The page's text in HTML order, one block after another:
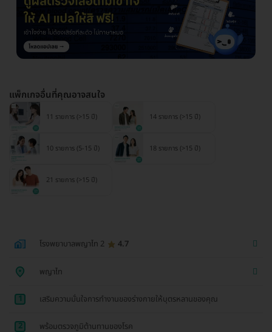
แพ็กเกจอื่นที่คุณอาจสนใจ
11 รายการ (>15 ปี) 14 รายการ (>15 ปี)
10 รายการ (5-15 ปี) 18 รายการ (>15 ปี)
21 รายการ (>15 ปี)
โรงพยาบาลพญาไท 2 4.7
พญาไท
1 เสริมความมั่นใจการทำงานของร่างกายให้บุตรหลานของคุณ
2 พร้อมตรวจภูมิต้านทานของโรค